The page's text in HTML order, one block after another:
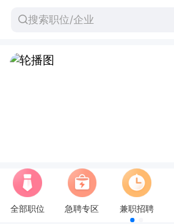
全部职位 急聘专区 兼职招聘